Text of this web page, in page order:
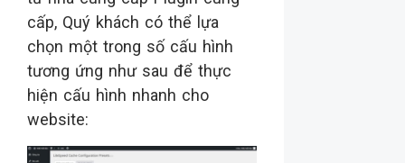
cấp, Quý khách có thể lựa
chọn một trong số cấu hình
tương ứng như sau để thực
hiện cấu hình nhanh cho
website: